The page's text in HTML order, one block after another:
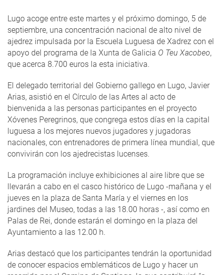
Lugo acoge entre este martes y el próximo domingo, 5 de
septiembre, una concentración nacional de alto nivel de
ajedrez impulsada por la Escuela Luguesa de Xadrez con el
apoyo del programa de la Xunta de Galicia O Teu Xacobeo,
que acerca 8.700 euros la esta iniciativa.
El delegado territorial del Gobierno gallego en Lugo, Javier
Arias, asistió en el Círculo de las Artes al acto de
bienvenida a las personas participantes en el proyecto
Xóvenes Peregrinos, que congrega estos días en la capital
luguesa a los mejores nuevos jugadores y jugadoras
nacionales, con entrenadores de primera línea mundial, que
convivirán con los ajedrecistas lucenses.
La programación incluye exhibiciones al aire libre que se
llevarán a cabo en el casco histórico de Lugo -mañana y el
jueves en la plaza de Santa María y el viernes en los
jardines del Museo, todas a las 18.00 horas -, así como en
Palas de Rei, donde estarán el domingo en la plaza del
Ayuntamiento a las 12.00 h.
Arias destacó que los participantes tendrán la oportunidad
de conocer espacios emblemáticos de Lugo y hacer un